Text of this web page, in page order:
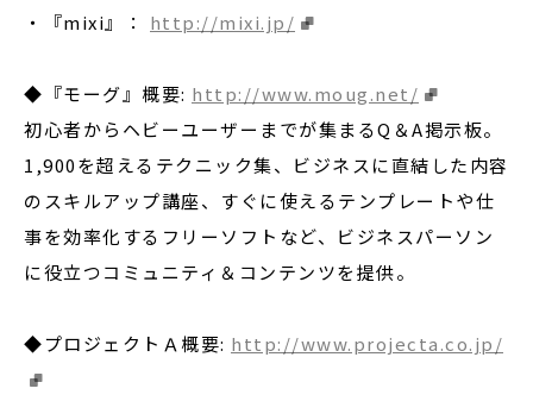
・『mixi』： http://mixi.jp/
◆『モーグ』概要: http://www.moug.net/
初心者からヘビーユーザーまでが集まるQ＆A掲示板。
1,900を超えるテクニック集、ビジネスに直結した内容
のスキルアップ講座、すぐに使えるテンプレートや仕
事を効率化するフリーソフトなど、ビジネスパーソン
に役立つコミュニティ＆コンテンツを提供。
◆プロジェクトＡ概要: http://www.projecta.co.jp/